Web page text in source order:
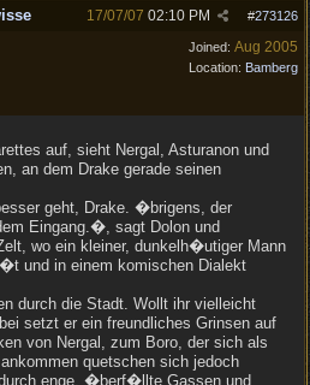
#273126
17/07/07 02:10 PM
Joined: Aug 2005
Location: Bamberg
auf, sieht Nergal, Asturanon und
an dem Drake gerade seinen
geht, Drake. �brigens, der
Eingang.�, sagt Dolon und
wo ein kleiner, dunkelh�utiger Mann
und in einem komischen Dialekt
durch die Stadt. Wollt ihr vielleicht
setzt er ein freundliches Grinsen auf
von Nergal, zum Boro, der sich als
quetschen sich jedoch
enge, �berf�llte Gassen und